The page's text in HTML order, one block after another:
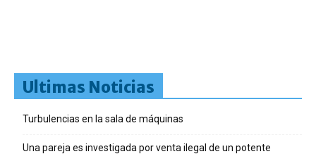
Ultimas Noticias
Turbulencias en la sala de máquinas
Una pareja es investigada por venta ilegal de un potente